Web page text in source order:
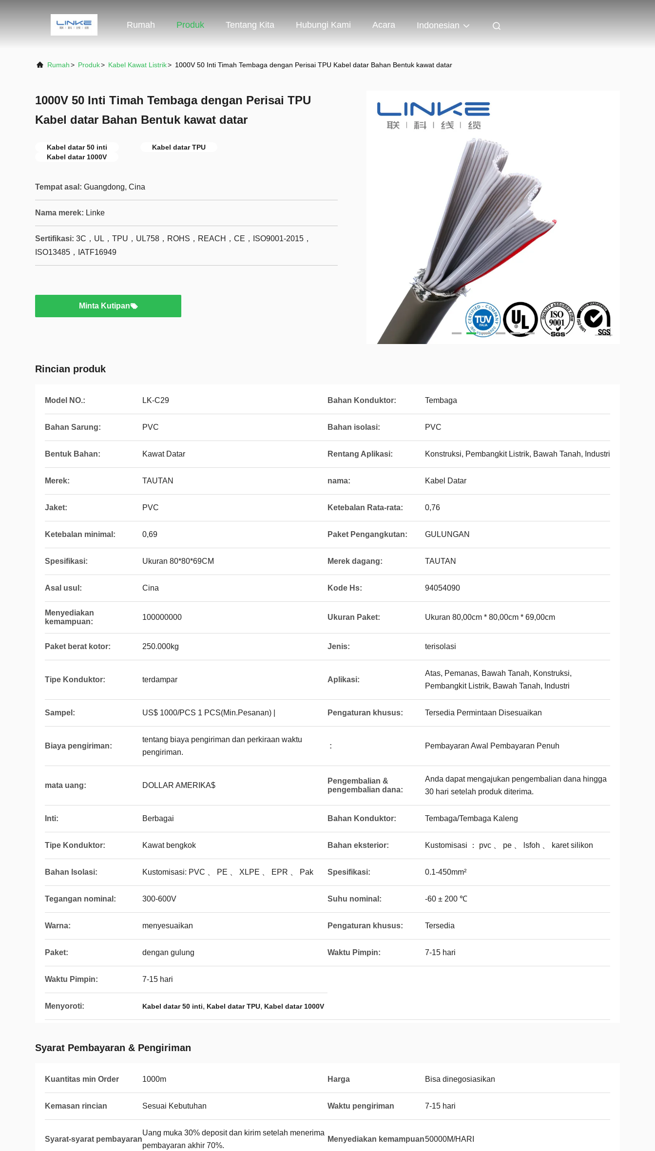
Rumah Produk Tentang Kita Hubungi Kami Acara Indonesian
Rumah> Produk> Kabel Kawat Listrik> 1000V 50 Inti Timah Tembaga dengan Perisai TPU Kabel datar Bahan Bentuk kawat datar
1000V 50 Inti Timah Tembaga dengan Perisai TPU
Kabel datar Bahan Bentuk kawat datar
Kabel datar 50 inti
Kabel datar TPU
Kabel datar 1000V
Tempat asal: Guangdong, Cina
Nama merek: Linke
Sertifikasi: 3C，UL，TPU，UL758，ROHS，REACH，CE，ISO9001-2015，
ISO13485，IATF16949
Minta Kutipan
Rincian produk
Model NO.: LK-C29 Bahan Konduktor: Tembaga
Bahan Sarung: PVC Bahan isolasi: PVC
Bentuk Bahan: Kawat Datar Rentang Aplikasi: Konstruksi, Pembangkit Listrik, Bawah Tanah, Industri
Merek: TAUTAN nama: Kabel Datar
Jaket: PVC Ketebalan Rata-rata: 0,76
Ketebalan minimal: 0,69 Paket Pengangkutan: GULUNGAN
Spesifikasi: Ukuran 80*80*69CM Merek dagang: TAUTAN
Asal usul: Cina Kode Hs: 94054090
Menyediakan
kemampuan:
100000000 Ukuran Paket: Ukuran 80,00cm * 80,00cm * 69,00cm
Paket berat kotor: 250.000kg Jenis: terisolasi
Tipe Konduktor: terdampar Aplikasi:
Atas, Pemanas, Bawah Tanah, Konstruksi,
Pembangkit Listrik, Bawah Tanah, Industri
Sampel: US$ 1000/PCS 1 PCS(Min.Pesanan) | Pengaturan khusus: Tersedia Permintaan Disesuaikan
Biaya pengiriman:
tentang biaya pengiriman dan perkiraan waktu
pengiriman.
: Pembayaran Awal Pembayaran Penuh
mata uang: DOLLAR AMERIKA$
Pengembalian &
pengembalian dana:
Anda dapat mengajukan pengembalian dana hingga
30 hari setelah produk diterima.
Inti: Berbagai Bahan Konduktor: Tembaga/Tembaga Kaleng
Tipe Konduktor: Kawat bengkok Bahan eksterior: Kustomisasi ： pvc 、 pe 、 lsfoh 、 karet silikon
Bahan Isolasi: Kustomisasi: PVC 、 PE 、 XLPE 、 EPR 、 Pak Spesifikasi: 0.1-450mm²
Tegangan nominal: 300-600V Suhu nominal: -60 ± 200 ℃
Warna: menyesuaikan Pengaturan khusus: Tersedia
Paket: dengan gulung Waktu Pimpin: 7-15 hari
Waktu Pimpin: 7-15 hari
Menyoroti: Kabel datar 50 inti, Kabel datar TPU, Kabel datar 1000V
Syarat Pembayaran & Pengiriman
Kuantitas min Order 1000m Harga Bisa dinegosiasikan
Kemasan rincian Sesuai Kebutuhan Waktu pengiriman 7-15 hari
Syarat-syarat pembayaran
Uang muka 30% deposit dan kirim setelah menerima
pembayaran akhir 70%.
Menyediakan kemampuan50000M/HARI